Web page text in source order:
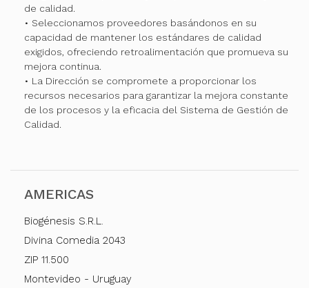
de calidad.
• Seleccionamos proveedores basándonos en su
capacidad de mantener los estándares de calidad
exigidos, ofreciendo retroalimentación que promueva su
mejora continua.
• La Dirección se compromete a proporcionar los
recursos necesarios para garantizar la mejora constante
de los procesos y la eficacia del Sistema de Gestión de
Calidad.
AMERICAS
Biogénesis S.R.L.
Divina Comedia 2043
ZIP 11.500
Montevideo - Uruguay